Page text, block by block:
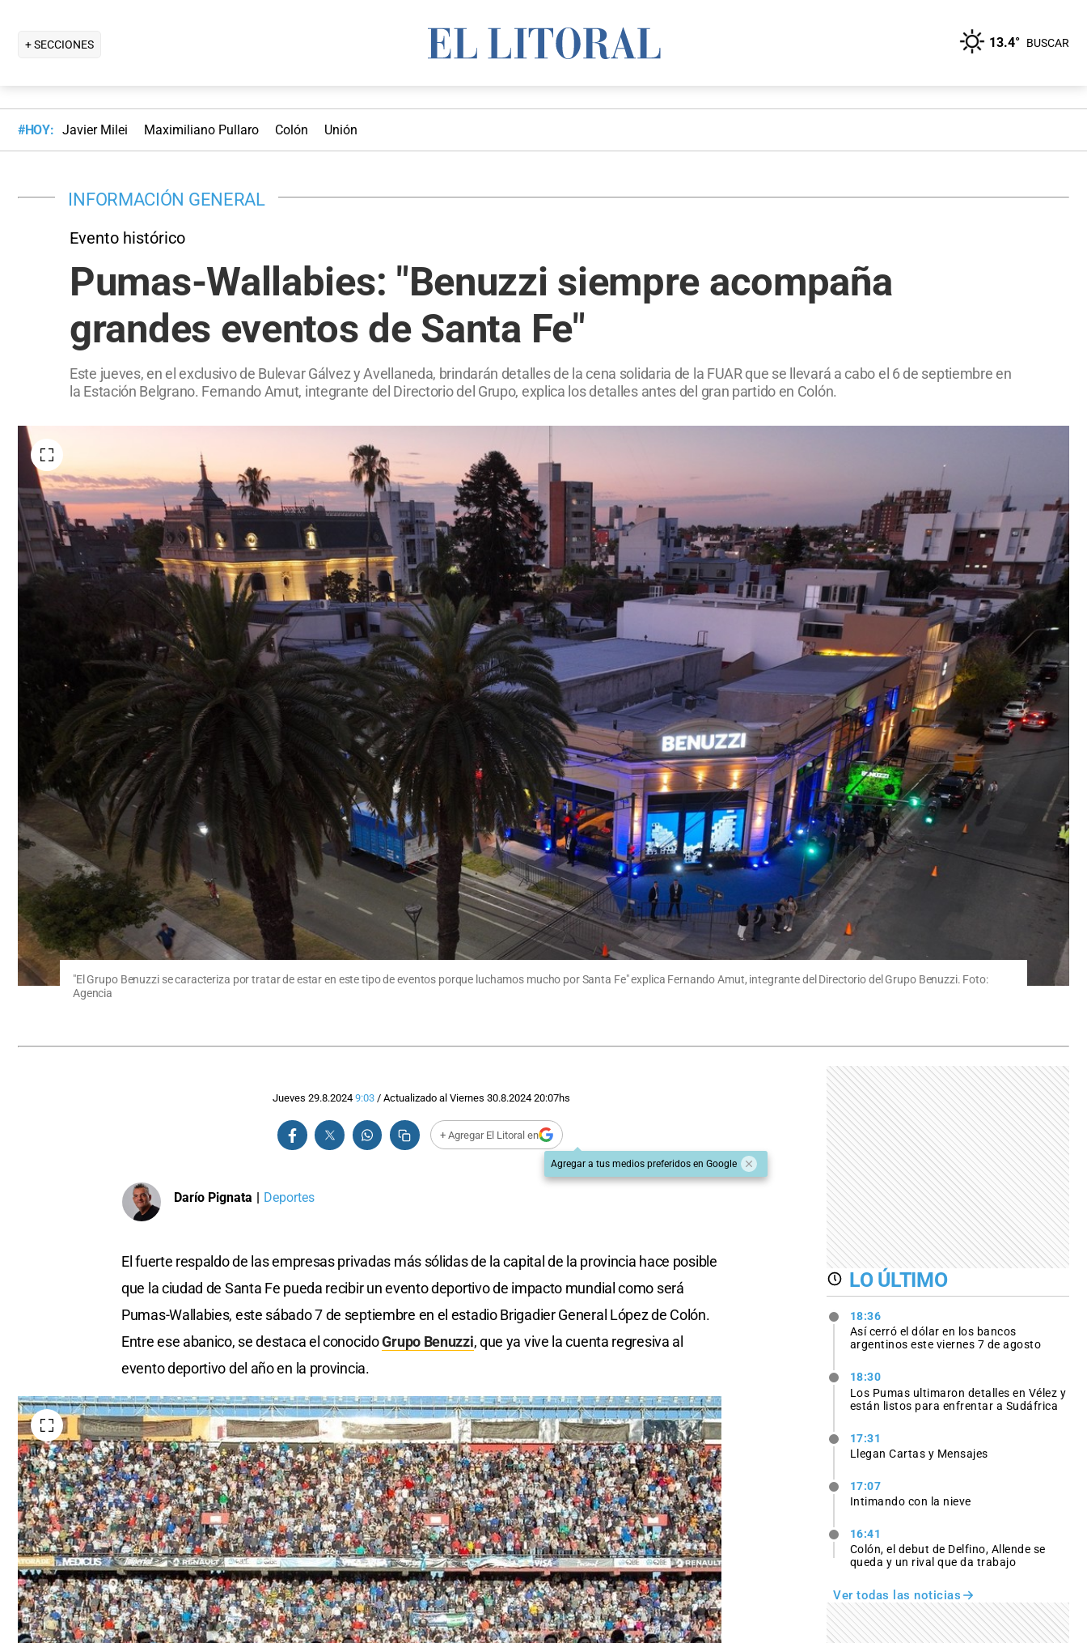
+ SECCIONES 13.4° BUSCAR
#HOY: Javier Milei Maximiliano Pullaro Colón Unión
INFORMACIÓN GENERAL
Evento histórico
Pumas-Wallabies: "Benuzzi siempre acompaña
grandes eventos de Santa Fe"
Este jueves, en el exclusivo de Bulevar Gálvez y Avellaneda, brindarán detalles de la cena solidaria de la FUAR que se llevará a cabo el 6 de septiembre en
la Estación Belgrano. Fernando Amut, integrante del Directorio del Grupo, explica los detalles antes del gran partido en Colón.
"El Grupo Benuzzi se caracteriza por tratar de estar en este tipo de eventos porque luchamos mucho por Santa Fe" explica Fernando Amut, integrante del Directorio del Grupo Benuzzi. Foto:
Agencia
Jueves 29.8.2024 9:03 / Actualizado al Viernes 30.8.2024 20:07hs
+ Agregar El Litoral en
Agregar a tus medios preferidos en Google
Darío Pignata | Deportes
El fuerte respaldo de las empresas privadas más sólidas de la capital de la provincia hace posible
que la ciudad de Santa Fe pueda recibir un evento deportivo de impacto mundial como será
Pumas-Wallabies, este sábado 7 de septiembre en el estadio Brigadier General López de Colón.
Entre ese abanico, se destaca el conocidoGrupo Benuzzi, que ya vive la cuenta regresiva al
evento deportivo del año en la provincia.
LO ÚLTIMO
18:36
Así cerró el dólar en los bancos
argentinos este viernes 7 de agosto
18:30
Los Pumas ultimaron detalles en Vélez y
están listos para enfrentar a Sudáfrica
17:31
Llegan Cartas y Mensajes
17:07
Intimando con la nieve
16:41
Colón, el debut de Delfino, Allende se
queda y un rival que da trabajo
Ver todas las noticias